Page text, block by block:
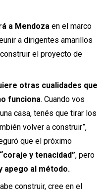
a Mendoza en el marco
a dirigentes amarillos
el proyecto de
otras cualidades que
funciona. Cuando vos
casa, tenés que tirar los
volver a construir”,
que el próximo
“coraje y tenacidad”, pero
apego al método.
construir, cree en el